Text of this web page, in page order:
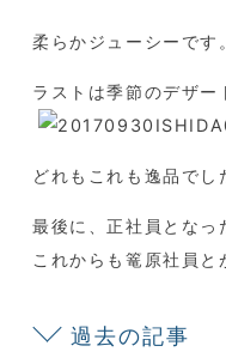
柔らかジューシーです。
ラストは季節のデザー
どれもこれも逸品でし
最後に、正社員となっ
これからも篭原社員と
過去の記事